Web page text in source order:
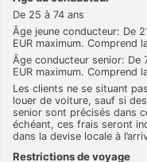
De 25 à 74 ans
Âge jeune conducteur: De
EUR maximum. Comprend
Âge conducteur senior: De
EUR maximum. Comprend
Les clients ne se situant
louer de voiture, sauf si
senior sont précisés dans
échéant, ces frais seront
dans la devise locale à
Restrictions de voyage